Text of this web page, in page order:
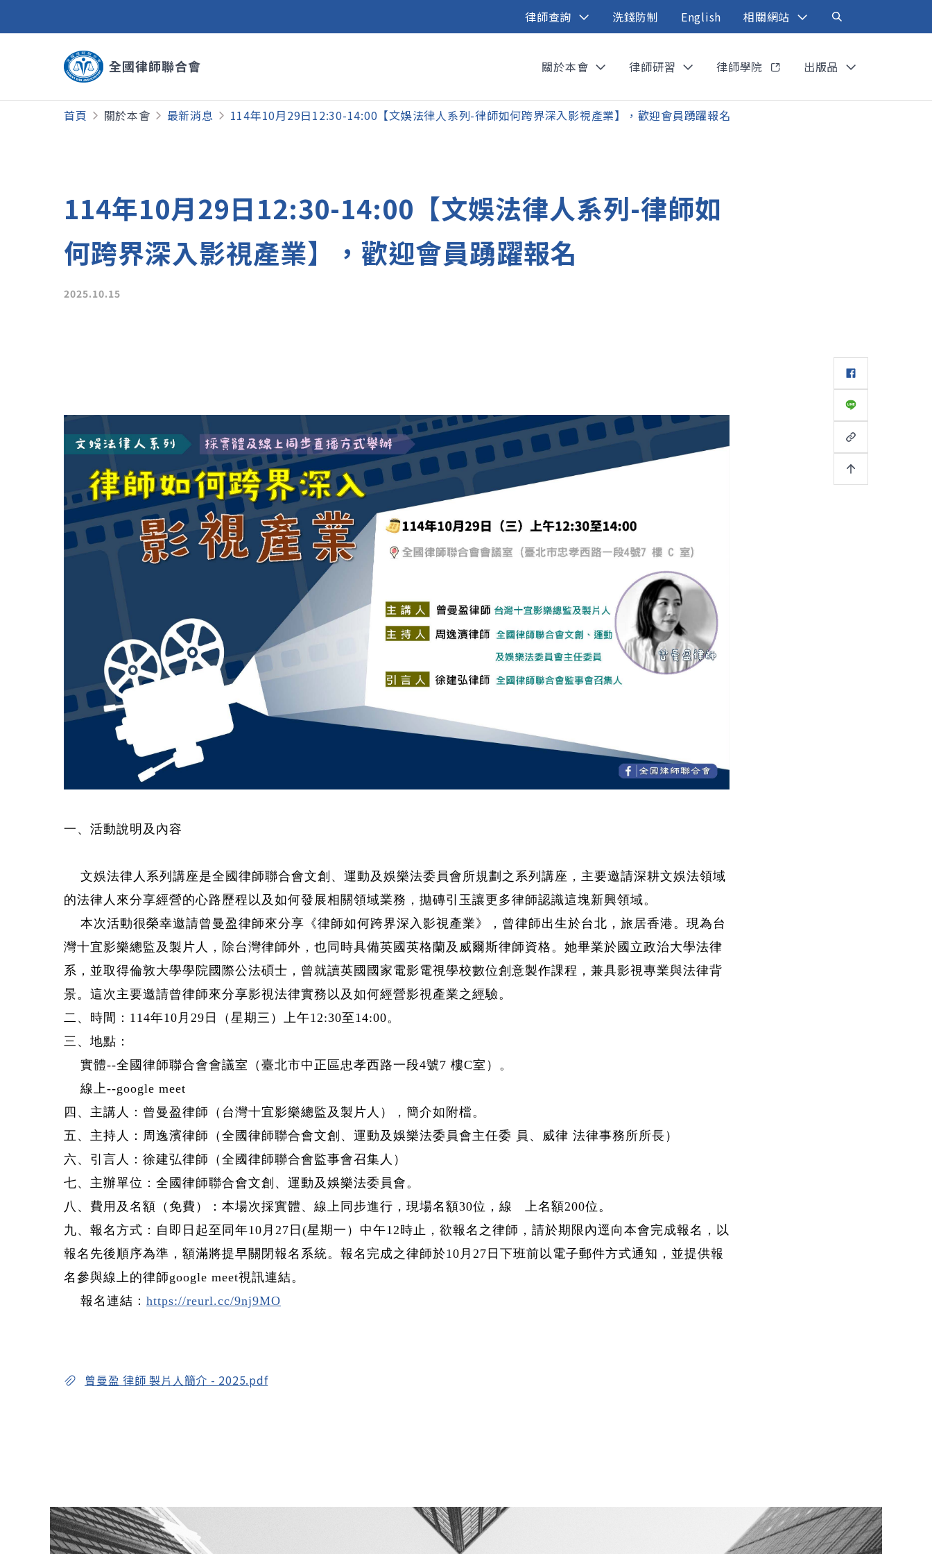
律師查詢 洗錢防制 English 相關網站
關於本會 律師研習 律師學院 出版品
首頁 關於本會 最新消息 114年10月29日12:30-14:00【文娛法律人系列-律師如何跨界深入影視產業】，歡迎會員踴躍報名
114年10月29日12:30-14:00【文娛法律人系列-律師如
何跨界深入影視產業】，歡迎會員踴躍報名
2025.10.15
一、活動說明及內容
文娛法律人系列講座是全國律師聯合會文創、運動及娛樂法委員會所規劃之系列講座，主要邀請深耕文娛法領域
的法律人來分享經營的心路歷程以及如何發展相關領域業務，拋磚引玉讓更多律師認識這塊新興領域。
本次活動很榮幸邀請曾曼盈律師來分享《律師如何跨界深入影視產業》，曾律師出生於台北，旅居香港。現為台
灣十宜影樂總監及製片人
，除台灣律師外，也同時具備英國英格蘭及威爾斯律師資格。她畢業於國立政治大學法律
系，並取得倫敦大學學院國際公法碩士，曾就讀英國國家電影電視學校數位創意製作課程，兼具影視專業與法律背
景。這次主要邀請曾律師來分享影視法律實務以及如何經營影視產業之經驗。
二、時間： 114年10 月 29 日（星期三）上午12:30至14:00。
三、地點：
實體--全國律師聯合會會議室（臺北市中正區忠孝西路一段4號7 樓C室）。
線上--google meet
四、主講人：曾曼盈律師（台灣十宜影樂總監及製片 ⼈ ），簡介如附檔。
五、主持人：周逸濱律師（全國律師聯合會文創、運動及娛樂法委員會主任委 員、威律 法律事務所所長）
六、引言人：徐建弘律師（全國律師聯合會監事會召集人）
七、主辦單位：全國律師聯合會文創、運動及娛樂法委員會。
八、費用及名額（免費）：本場次採實體、線上同步進行，現場名額30位，線 上名額200位。
九、報名方式：自即日起至同年10 月 27 日 (星期一）中午12時止，欲報名之律師，請於期限內逕向本會完成報名，以
報名先後順序為準，額滿將提早關閉報名系統。報名完成之律師於10 月 27 日下班前以電子郵件方式通知，並提供報
名參與線上的律師google meet視訊連結。
報名連結： https://reurl.cc/9nj9MO
曾曼盈 律師 製片人簡介 - 2025.pdf